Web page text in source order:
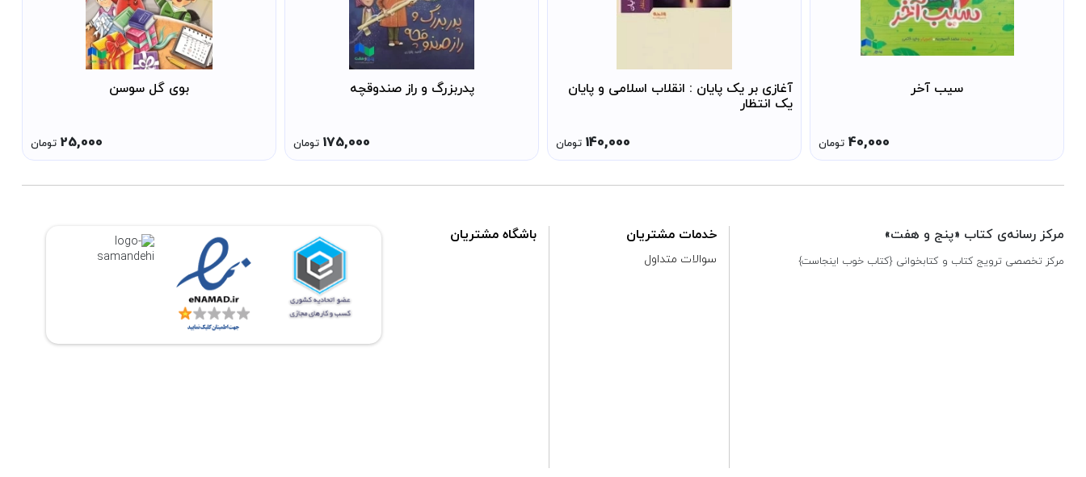
سیب آخر
40,000 تومان
آغازی بر یک پایان : انقلاب اسلامی و پایان
یک انتظار
140,000 تومان
پدربزرگ و راز صندوقچه
175,000 تومان
بوی گل سوسن
25,000 تومان
مرکز رسانه‌ی کتاب «پنج و هفت»
مرکز تخصصی ترویج کتاب و کتابخوانی {کتاب خوب اینجاست}
خدمات مشتریان
سوالات متداول
باشگاه مشتریان